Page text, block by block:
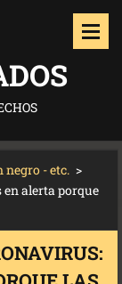
negro - etc. >
en alerta porque